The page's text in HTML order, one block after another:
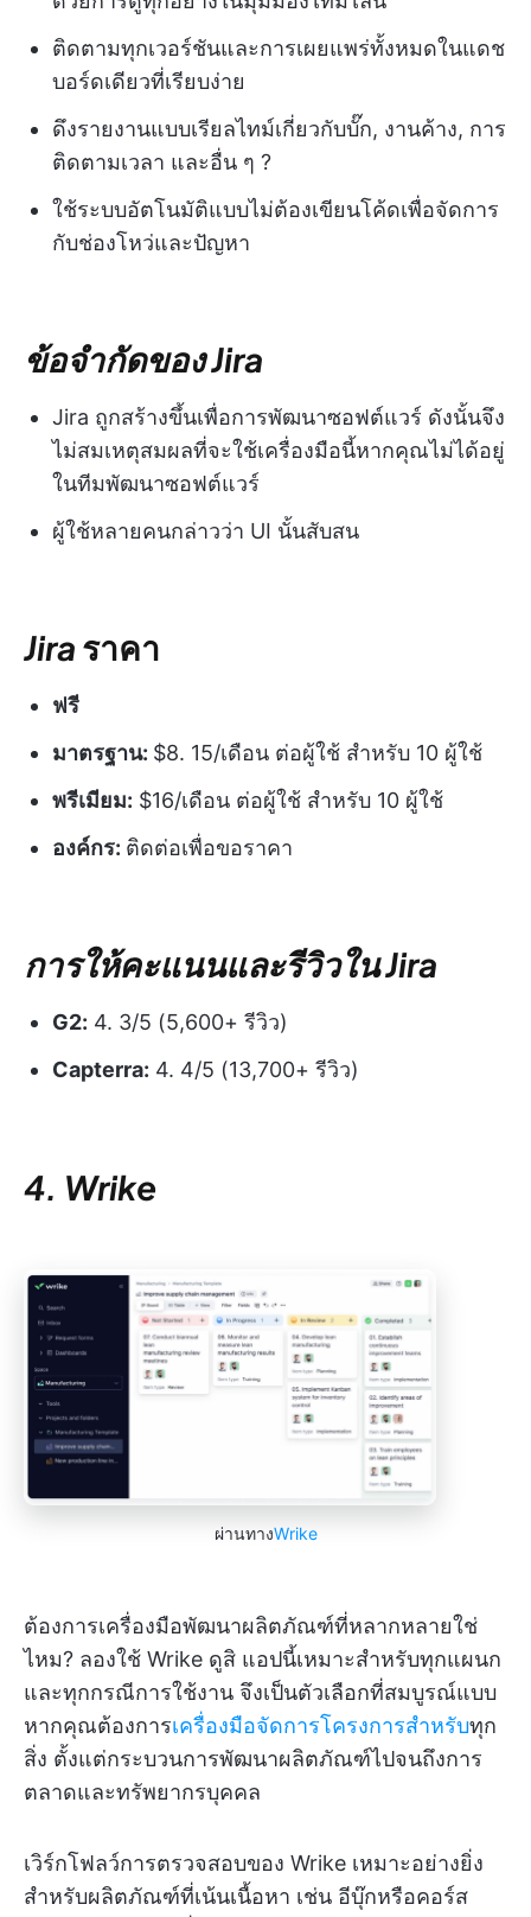
ติดตามทุกเวอร์ชันและการเผยแพร่ทั้งหมดในแดช
บอร์ดเดียวที่เรียบง่าย
ดึงรายงานแบบเรียลไทม์เกี่ยวกับบั๊ก, งานค้าง, การ
ติดตามเวลา และอื่น ๆ ?
ใช้ระบบอัตโนมัติแบบไม่ต้องเขียนโค้ดเพื่อจัดการ
กับช่องโหว่และปัญหา
ข้อจำกัดของ Jira
Jira ถูกสร้างขึ้นเพื่อการพัฒนาซอฟต์แวร์ ดังนั้นจึง
ไม่สมเหตุสมผลที่จะใช้เครื่องมือนี้หากคุณไม่ได้อยู่
ในทีมพัฒนาซอฟต์แวร์
ผู้ใช้หลายคนกล่าวว่า UI นั้นสับสน
Jira ราคา
ฟรี
มาตรฐาน: $8. 15/เดือน ต่อผู้ใช้ สำหรับ 10 ผู้ใช้
พรีเมียม: $16/เดือน ต่อผู้ใช้ สำหรับ 10 ผู้ใช้
องค์กร: ติดต่อเพื่อขอราคา
การให้คะแนนและรีวิวใน Jira
G2: 4. 3/5 (5,600+ รีวิว)
Capterra: 4. 4/5 (13,700+ รีวิว)
4. Wrike
ผ่านทางWrike
ต้องการเครื่องมือพัฒนาผลิตภัณฑ์ที่หลากหลายใช่
ไหม? ลองใช้ Wrike ดูสิ แอปนี้เหมาะสำหรับทุกแผนก
และทุกกรณีการใช้งาน จึงเป็นตัวเลือกที่สมบูรณ์แบบ
หากคุณต้องการเครื่องมือจัดการโครงการสำหรับทุก
สิ่ง ตั้งแต่กระบวนการพัฒนาผลิตภัณฑ์ไปจนถึงการ
ตลาดและทรัพยากรบุคคล
เวิร์กโฟลว์การตรวจสอบของ Wrike เหมาะอย่างยิ่ง
สำหรับผลิตภัณฑ์ที่เน้นเนื้อหา เช่น อีบุ๊กหรือคอร์ส